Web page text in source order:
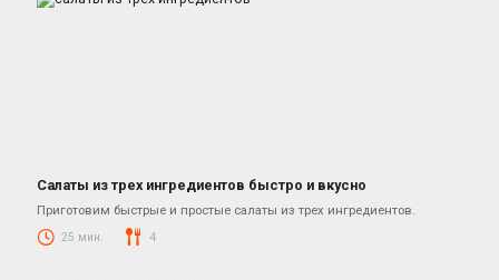
Салаты
Салаты из трех ингредиентов быстро и вкусно
Приготовим быстрые и простые салаты из трех ингредиентов.
25 мин. 4